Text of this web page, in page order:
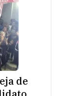
de